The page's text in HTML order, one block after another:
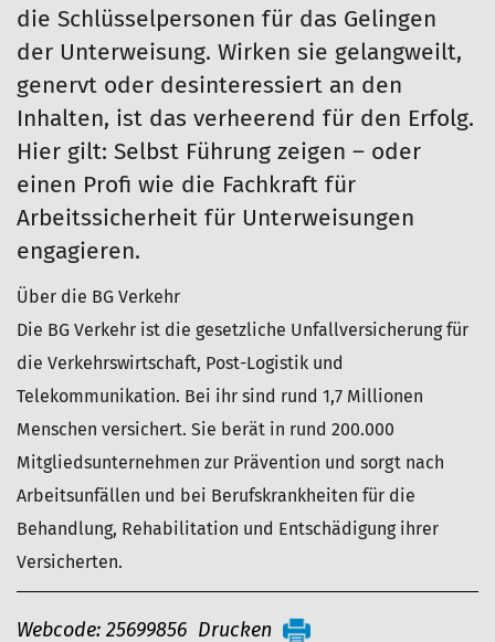
die Schlüsselpersonen für das Gelingen
der Unterweisung. Wirken sie gelangweilt,
genervt oder desinteressiert an den
Inhalten, ist das verheerend für den Erfolg.
Hier gilt: Selbst Führung zeigen – oder
einen Profi wie die Fachkraft für
Arbeitssicherheit für Unterweisungen
engagieren.
Über die BG Verkehr
Die BG Verkehr ist die gesetzliche Unfallversicherung für
die Verkehrswirtschaft, Post-Logistik und
Telekommunikation. Bei ihr sind rund 1,7 Millionen
Menschen versichert. Sie berät in rund 200.000
Mitgliedsunternehmen zur Prävention und sorgt nach
Arbeitsunfällen und bei Berufskrankheiten für die
Behandlung, Rehabilitation und Entschädigung ihrer
Versicherten.
A
Webcode: 25699856 Drucken